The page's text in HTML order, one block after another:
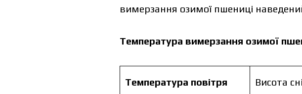
вимерзання озимої пшениці
Температура вимерзання озимої
Температура повітря Висота
Я ознайомився та